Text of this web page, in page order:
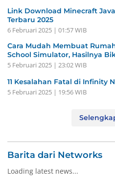
Link Download Minecraft
Terbaru 2025
6 Februari 2025 | 01:57 WIB
Cara Mudah Membuat
School Simulator, Hasilnya
5 Februari 2025 | 23:02 WIB
11 Kesalahan Fatal di Infinity
5 Februari 2025 | 19:56 WIB
Barita dari Networks
Loading latest news...